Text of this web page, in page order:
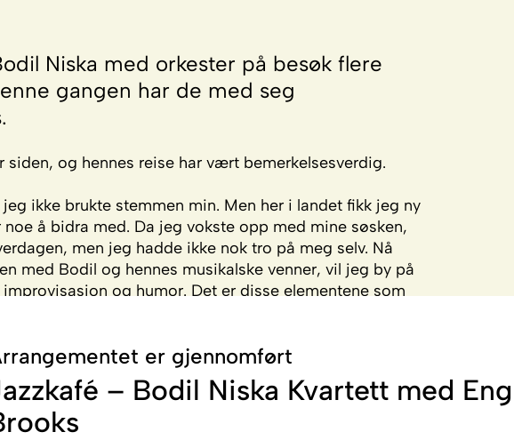
Niska med orkester på besøk flere
gangen har de med seg
og hennes reise har vært bemerkelsesverdig.
ikke brukte stemmen min. Men her i landet fikk jeg ny
å bidra med. Da jeg vokste opp med mine søsken,
men jeg hadde ikke nok tro på meg selv. Nå
med Bodil og hennes musikalske venner, vil jeg by på
og humor. Det er disse elementene som
sier Brooks.
med noen av de beste musikerne i landet:
er gjennomført
– Bodil Niska Kvartett med